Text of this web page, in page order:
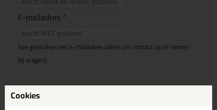
E-mailadres *
(we gebruiken het e-mailadres alleen om contact op te nemen
bij vragen)
Reviewtitel *
Cookies